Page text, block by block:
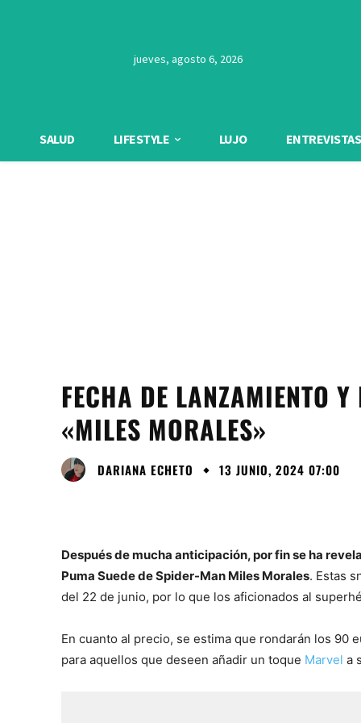
jueves, agosto 6, 2026
SALUD LIFESTYLE LUJO ENTREVISTAS
FECHA DE LANZAMIENTO
«MILES MORALES»
DARIANA ECHETO 13 JUNIO, 2024 07:00
Después de mucha anticipación, por fin se ha
Puma Suede de Spider-Man Miles Morales. Estas
del 22 de junio, por lo que los aficionados al
En cuanto al precio, se estima que rondarán los 90
para aquellos que deseen añadir un toque Marvel a